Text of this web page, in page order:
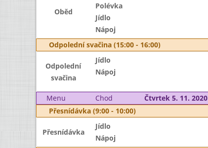
Oběd
Polévka
Jídlo
Nápoj
Odpolední svačina (15:00 - 16:00)
Odpolední
svačina
Jídlo
Nápoj
Menu Chod Čtvrtek 5. 11. 2020
Přesnídávka (9:00 - 10:00)
Přesnídávka
Jídlo
Nápoj